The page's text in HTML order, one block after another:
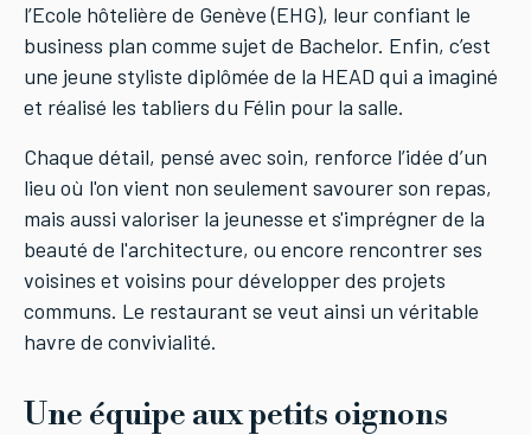
l’Ecole hôtelière de Genève (EHG), leur confiant le
business plan comme sujet de Bachelor. Enfin, c’est
une jeune styliste diplômée de la HEAD qui a imaginé
et réalisé les tabliers du Félin pour la salle.
Chaque détail, pensé avec soin, renforce l’idée d’un
lieu où l'on vient non seulement savourer son repas,
mais aussi valoriser la jeunesse et s'imprégner de la
beauté de l'architecture, ou encore rencontrer ses
voisines et voisins pour développer des projets
communs. Le restaurant se veut ainsi un véritable
havre de convivialité.
Une équipe aux petits oignons